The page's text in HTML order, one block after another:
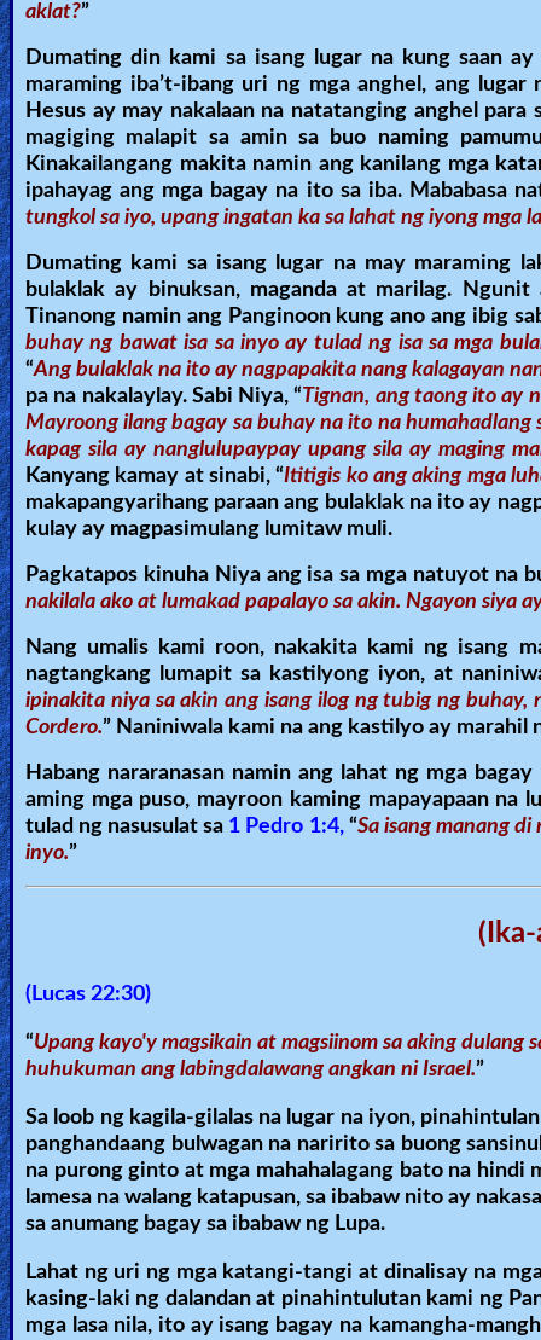
aklat?”
Dumating din kami sa isang lugar na kung saan
maraming iba’t-ibang uri ng mga anghel, ang
Hesus ay may nakalaan na natatanging anghel
magiging malapit sa amin sa buo naming
Kinakailangang makita namin ang kanilang mga
ipahayag ang mga bagay na ito sa iba. Mababasa
tungkol sa iyo, upang ingatan ka sa lahat ng iyong mga
Dumating kami sa isang lugar na may maraming
bulaklak ay binuksan, maganda at marilag.
Tinanong namin ang Panginoon kung ano ang ibig
buhay ng bawat isa sa inyo ay tulad ng isa sa mga
“Ang bulaklak na ito ay nagpapakita nang kalagayan
pa na nakalaylay. Sabi Niya, “Tignan, ang taong ito ay
Mayroong ilang bagay sa buhay na ito na
kapag sila ay nanglulupaypay upang sila ay maging
Kanyang kamay at sinabi, “Ititigis ko ang aking mga
makapangyarihang paraan ang bulaklak na ito ay
kulay ay magpasimulang lumitaw muli.
Pagkatapos kinuha Niya ang isa sa mga natuyot na
nakilala ako at lumakad papalayo sa akin. Ngayon siya
Nang umalis kami roon, nakakita kami ng isang
nagtangkang lumapit sa kastilyong iyon, at
ipinakita niya sa akin ang isang ilog ng tubig ng buhay,
Cordero.” Naniniwala kami na ang kastilyo ay
Habang nararanasan namin ang lahat ng mga
aming mga puso, mayroon kaming mapayapaan na
tulad ng nasusulat sa 1 Pedro 1:4,“Sa isang manang
inyo.”
(Lucas 22:30)
“Upang kayo'y magsikain at magsiinom sa aking dulang
huhukuman ang labingdalawang angkan ni Israel.”
Sa loob ng kagila-gilalas na lugar na iyon,
panghandaang bulwagan na naririto sa buong
na purong ginto at mga mahahalagang bato na hindi
lamesa na walang katapusan, sa ibabaw nito ay
sa anumang bagay sa ibabaw ng Lupa.
Lahat ng uri ng mga katangi-tangi at dinalisay na
kasing-laki ng dalandan at pinahintulutan kami ng
mga lasa nila, ito ay isang bagay na kamangha-